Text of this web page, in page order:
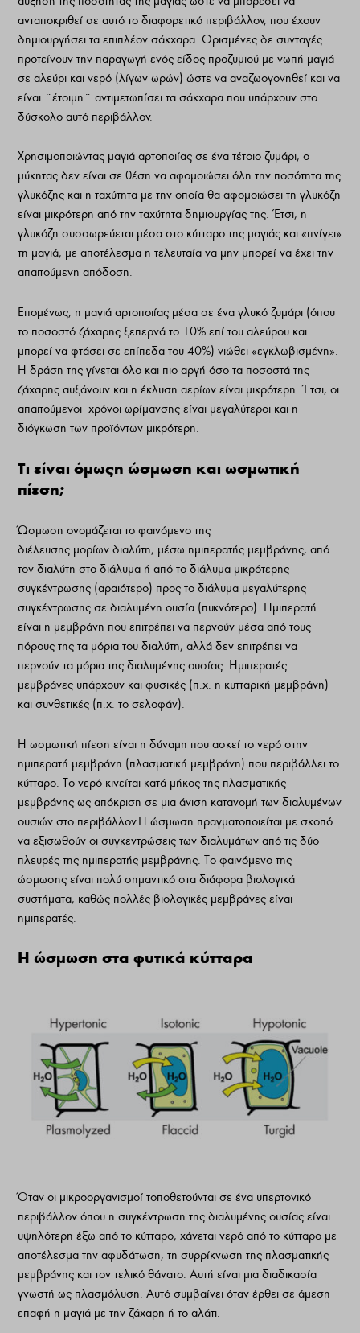
ανταποκριθεί σε αυτό το διαφορετικό περιβάλλον, που έχουν
δηµιουργήσει τα επιπλέον σάκχαρα. Ορισµένες δε συνταγές
προτείνουν την παραγωγή ενός είδος προζυµιού µε νωπή µαγιά
σε αλεύρι και νερό (λίγων ωρών) ώστε να αναζωογονηθεί και να
είναι ¨έτοιµη¨ αντιµετωπίσει τα σάκχαρα που υπάρχουν στο
δύσκολο αυτό περιβάλλον.
Χρησιµοποιώντας µαγιά αρτοποιίας σε ένα τέτοιο ζυµάρι, ο
µύκητας δεν είναι σε θέση να αφοµοιώσει όλη την ποσότητα της
γλυκόζης και η ταχύτητα µε την οποία θα αφοµοιώσει τη γλυκόζη
είναι µικρότερη από την ταχύτητα δηµιουργίας της. Έτσι, η
γλυκόζη συσσωρεύεται µέσα στο κύτταρο της µαγιάς και «πνίγει»
τη µαγιά, µε αποτέλεσµα η τελευταία να µην µπορεί να έχει την
απαιτούµενη απόδοση.
Εποµένως, η µαγιά αρτοποιίας µέσα σε ένα γλυκό ζυµάρι (όπου
το ποσοστό ζάχαρης ξεπερνά το 10% επί του αλεύρου και
µπορεί να φτάσει σε επίπεδα του 40%) νιώθει «εγκλωβισµένη».
Η δράση της γίνεται όλο και πιο αργή όσο τα ποσοστά της
ζάχαρης αυξάνουν και η έκλυση αερίων είναι µικρότερη. Έτσι, οι
απαιτούµενοι χρόνοι ωρίµανσης είναι µεγαλύτεροι και η
διόγκωση των προϊόντων µικρότερη.
Τι είναι όµωςη ώσµωση και ωσµωτική
πίεση;
Ώσµωση ονοµάζεται το φαινόµενο της
διέλευσης µορίων διαλύτη, µέσω ηµιπερατής µεµβράνης, από
τον διαλύτη στο διάλυµα ή από το διάλυµα µικρότερης
συγκέντρωσης (αραιότερο) προς το διάλυµα µεγαλύτερης
συγκέντρωσης σε διαλυµένη ουσία (πυκνότερο). Ηµιπερατή
είναι η µεµβράνη που επιτρέπει να περνούν µέσα από τους
πόρους της τα µόρια του διαλύτη, αλλά δεν επιτρέπει να
περνούν τα µόρια της διαλυµένης ουσίας. Ηµιπερατές
µεµβράνες υπάρχουν και φυσικές (π.χ. η κυτταρική µεµβράνη)
και συνθετικές (π.χ. το σελοφάν).
Η ωσµωτική πίεση είναι η δύναµη που ασκεί το νερό στην
ηµιπερατή µεµβράνη (πλασµατική µεµβράνη) που περιβάλλει το
κύτταρο. Το νερό κινείται κατά µήκος της πλασµατικής
µεµβράνης ως απόκριση σε µια άνιση κατανοµή των διαλυµένων
ουσιών στο περιβάλλον.Η ώσµωση πραγµατοποιείται µε σκοπό
να εξισωθούν οι συγκεντρώσεις των διαλυµάτων από τις δύο
πλευρές της ηµιπερατής µεµβράνης. Το φαινόµενο της
ώσµωσης είναι πολύ σηµαντικό στα διάφορα βιολογικά
συστήµατα, καθώς πολλές βιολογικές µεµβράνες είναι
ηµιπερατές.
Η ώσµωση στα φυτικά κύτταρα
Όταν οι µικροοργανισµοί τοποθετούνται σε ένα υπερτονικό
περιβάλλον όπου η συγκέντρωση της διαλυµένης ουσίας είναι
υψηλότερη έξω από το κύτταρο, χάνεται νερό από το κύτταρο µε
αποτέλεσµα την αφυδάτωση, τη συρρίκνωση της πλασµατικής
µεµβράνης και τον τελικό θάνατο. Αυτή είναι µια διαδικασία
γνωστή ως πλασµόλυση. Αυτό συµβαίνει όταν έρθει σε άµεση
επαφή η µαγιά µε την ζάχαρη ή το αλάτι.